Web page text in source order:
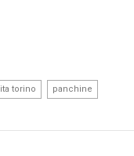
torino panchine